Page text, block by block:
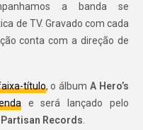
a banda se
de TV. Gravado com cada
conta com a direção de
título, o álbumA Hero’s
e será lançado pelo
Partisan Records.